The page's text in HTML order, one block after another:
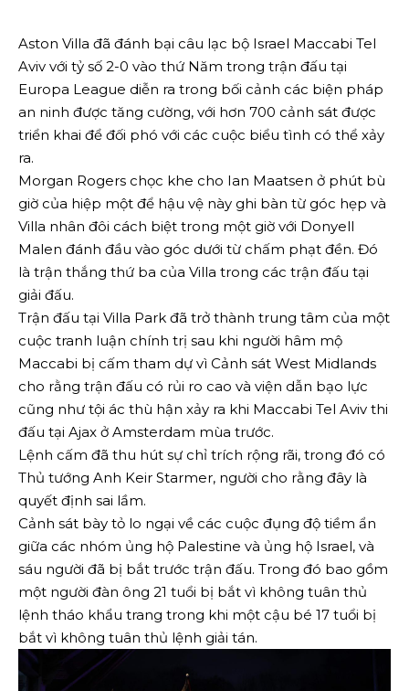
Aston Villa đã đánh bại câu lạc bộ Israel Maccabi Tel
Aviv với tỷ số 2-0 vào thứ Năm trong trận đấu tại
Europa League diễn ra trong bối cảnh các biện pháp
an ninh được tăng cường, với hơn 700 cảnh sát được
triển khai để đối phó với các cuộc biểu tình có thể xảy
ra.
Morgan Rogers chọc khe cho Ian Maatsen ở phút bù
giờ của hiệp một để hậu vệ này ghi bàn từ góc hẹp và
Villa nhân đôi cách biệt trong một giờ với Donyell
Malen đánh đầu vào góc dưới từ chấm phạt đền. Đó
là trận thắng thứ ba của Villa trong các trận đấu tại
giải đấu.
Trận đấu tại Villa Park đã trở thành trung tâm của một
cuộc tranh luận chính trị sau khi người hâm mộ
Maccabi bị cấm tham dự vì Cảnh sát West Midlands
cho rằng trận đấu có rủi ro cao và viện dẫn bạo lực
cũng như tội ác thù hận xảy ra khi Maccabi Tel Aviv thi
đấu tại Ajax ở Amsterdam mùa trước.
Lệnh cấm đã thu hút sự chỉ trích rộng rãi, trong đó có
Thủ tướng Anh Keir Starmer, người cho rằng đây là
quyết định sai lầm.
Cảnh sát bày tỏ lo ngại về các cuộc đụng độ tiềm ẩn
giữa các nhóm ủng hộ Palestine và ủng hộ Israel, và
sáu người đã bị bắt trước trận đấu. Trong đó bao gồm
một người đàn ông 21 tuổi bị bắt vì không tuân thủ
lệnh tháo khẩu trang trong khi một cậu bé 17 tuổi bị
bắt vì không tuân thủ lệnh giải tán.